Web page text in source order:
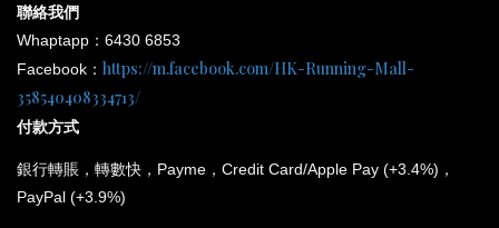
聯絡我們
Whaptapp：6430 6853
Facebook： https://m.facebook.com/HK-Running-Mall-
358540408334713/
付款方式
銀行轉賬，轉數快，Payme，Credit Card/Apple Pay (+3.4%)，
PayPal (+3.9%)